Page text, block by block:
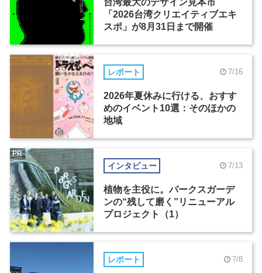
「2026台湾クリエイティブエキ
スポ」が8月31日まで開催
レポート 7/16
2026年夏休みに行ける、おすす
めのイベント10選：そのほかの
地域
インタビュー 7/13
植物を主役に。パークスガーデ
ンの“残して磨く”リニューアル
プロジェクト（1）
PR
レポート 7/8